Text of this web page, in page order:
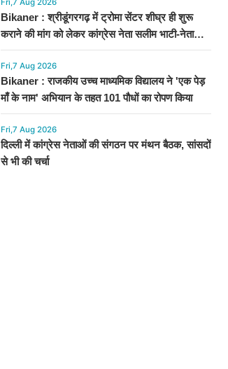
Fri,7 Aug 2026
Bikaner : श्रीडूंगरगढ़ में ट्रोमा सेंटर शीघ्र ही शुरू
कराने की मांग को लेकर कांग्रेस नेता सलीम भाटी-नेता
नित्यानंद पारीक ने ज्ञापन सौंपा
Fri,7 Aug 2026
Bikaner : राजकीय उच्च माध्यमिक विद्यालय ने 'एक पेड़
माँ के नाम' अभियान के तहत 101 पौधों का रोपण किया
Fri,7 Aug 2026
दिल्ली में कांग्रेस नेताओं की संगठन पर मंथन बैठक, सांसदों
से भी की चर्चा